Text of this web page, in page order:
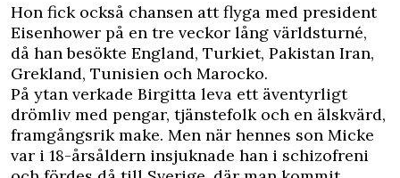
Hon fick också chansen att flyga med president
Eisenhower på en tre veckor lång världsturné,
då han besökte England, Turkiet, Pakistan Iran,
Grekland, Tunisien och Marocko.
På ytan verkade Birgitta leva ett äventyrligt
drömliv med pengar, tjänstefolk och en älskvärd,
framgångsrik make. Men när hennes son Micke
var i 18-årsåldern insjuknade han i schizofreni